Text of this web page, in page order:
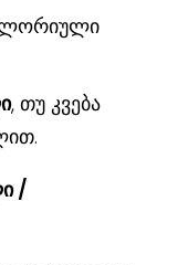
, თუ კვება
/